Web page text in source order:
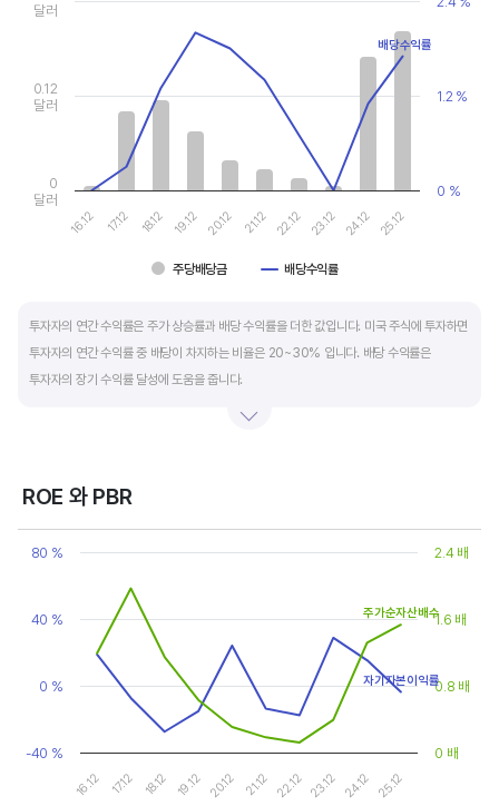
View as data table, Chart
The chart has 1 X axis displaying categories.
The chart has 2 Y axes displaying values, and values.
주당배당금 배당수익률
16.12 17.12 18.12 19.12 20.12 21.12 22.12 23.12 24.12 25.12
0
달러
0.12
달러
달러
0 %
1.2 %
배당수익률
투자자의 연간 수익률은 주가 상승률과 배당 수익률을 더한 값입니다. 미국 주식에 투자하면
투자자의 연간 수익률 중 배당이 차지하는 비율은 20~30% 입니다. 배당 수익률은
투자자의 장기 수익률 달성에 도움을 줍니다.
주당배당금의 비율입니다. 예를 들어 A 주식을 주당 100 달러에 매수하고 주당배당금으로
ROE 와 PBR
Chart
Line chart with 2 lines.
The chart has 1 X axis displaying categories.
The chart has 2 Y axes displaying values, and values.
16.12 17.12 18.12 19.12 20.12 21.12 22.12 23.12 24.12 25.12
-40 %
0 %
40 %
80 %
0 배
0.8 배
1.6 배
2.4 배
자기자본이익률
주가순자산배수